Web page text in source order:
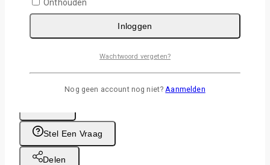
Persen: 190 graden 60-75 seconden
Sublimatie Koelkast Magneet Vierkant aantal
Stel Een Vraag
Delen
Onthouden
Inloggen
Wachtwoord vergeten?
Nog geen account nog niet?Aanmelden